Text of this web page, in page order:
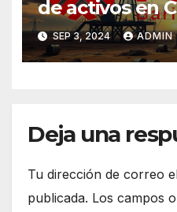
de activos en
judicial a
por
SEP 3, 2024 ADMIN
Deja una
Tu dirección de correo
publicada. Los campos